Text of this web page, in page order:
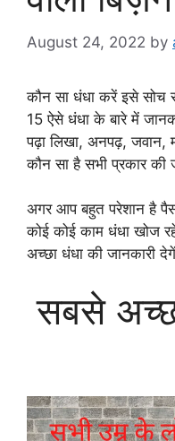
August 24, 2022 by
कौन सा धंधा करें इसे सोच
15 ऐसे धंधा के बारे में
पढ़ा लिखा, अनपढ़, जवान,
कौन सा है सभी प्रकार की
अगर आप बहुत परेशान है
कोई कोई काम धंधा खोज
अच्छा धंधा की जानकारी देगें
सबसे